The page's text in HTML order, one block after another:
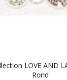
LOVE AND
Rond